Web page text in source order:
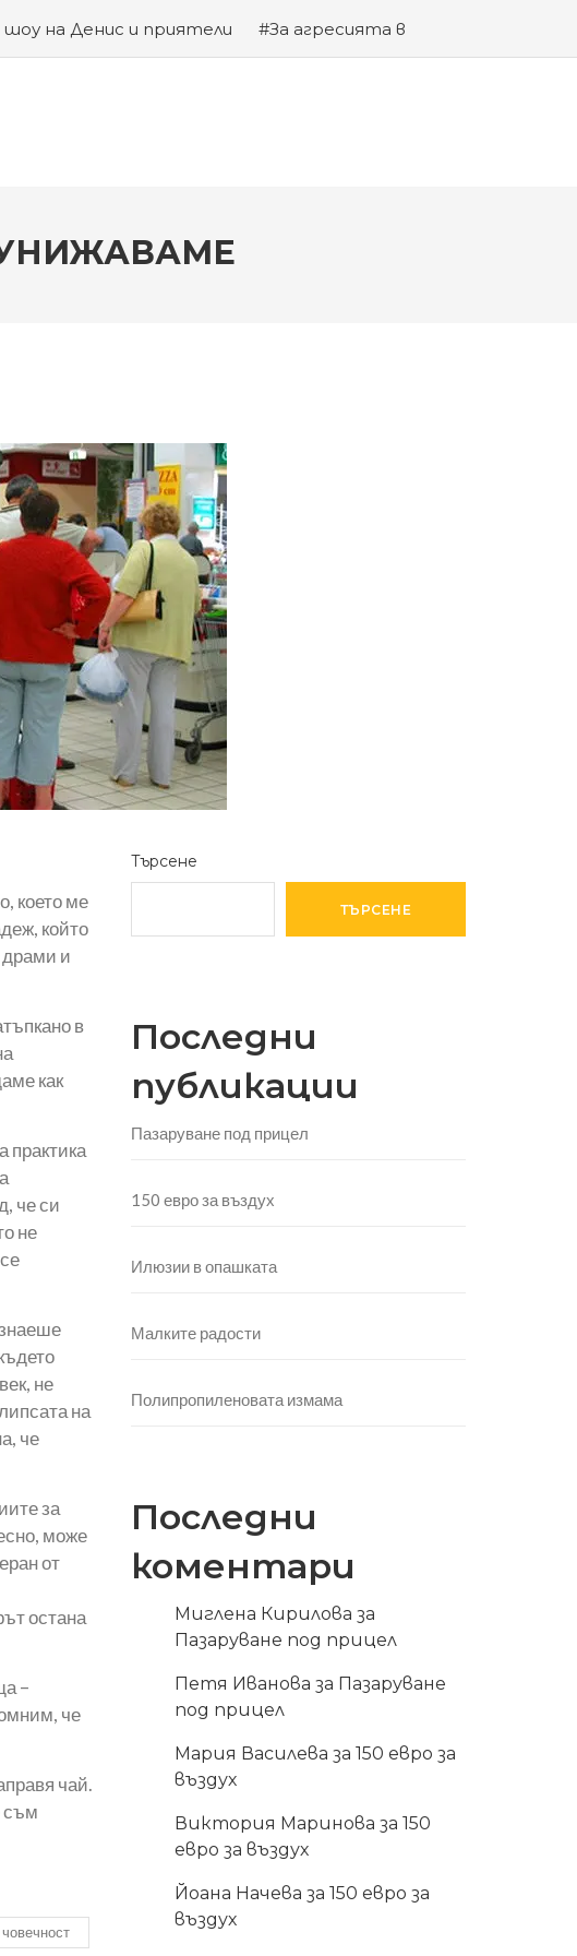
на Денис и приятели
#За агресията в
#Годината на Змията
което ме
който
драми и
в
как
практика
че си
не
не
на
че
за
може
от
остана
–
че
чай.
съм
човечност
Търсене
ТЪРСЕНЕ
Последни
публикации
Пазаруване под прицел
150 евро за въздух
Илюзии в опашката
Малките радости
Полипропиленовата измама
Последни
коментари
Миглена Кирилова за
Пазаруване под прицел
Петя Иванова за Пазаруване
под прицел
Мария Василева за150 евро за
въздух
Виктория Маринова за150
евро за въздух
Йоана Начева за150 евро за
въздух